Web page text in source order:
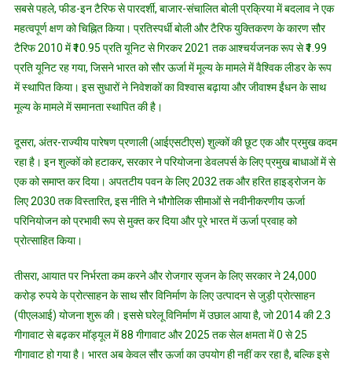
सबसे पहले, फीड-इन टैरिफ से पारदर्शी, बाजार-संचालित बोली प्रक्रिया में बदलाव ने एक
महत्वपूर्ण क्षण को चिह्नित किया। प्रतिस्पर्धी बोली और टैरिफ युक्तिकरण के कारण सौर
टैरिफ 2010 में ₹10.95 प्रति यूनिट से गिरकर 2021 तक आश्चर्यजनक रूप से ₹1.99
प्रति यूनिट रह गया, जिसने भारत को सौर ऊर्जा में मूल्य के मामले में वैश्विक लीडर के रूप
में स्थापित किया। इस सुधारों ने निवेशकों का विश्वास बढ़ाया और जीवाश्म ईंधन के साथ
मूल्य के मामले में समानता स्थापित की है।
दूसरा, अंतर-राज्यीय पारेषण प्रणाली (आईएसटीएस) शुल्कों की छूट एक और प्रमुख कदम
रहा है। इन शुल्कों को हटाकर, सरकार ने परियोजना डेवलपर्स के लिए प्रमुख बाधाओं में से
एक को समाप्त कर दिया। अपतटीय पवन के लिए 2032 तक और हरित हाइड्रोजन के
लिए 2030 तक विस्तारित, इस नीति ने भौगोलिक सीमाओं से नवीनीकरणीय ऊर्जा
परिनियोजन को प्रभावी रूप से मुक्त कर दिया और पूरे भारत में ऊर्जा प्रवाह को
प्रोत्साहित किया।
तीसरा, आयात पर निर्भरता कम करने और रोजगार सृजन के लिए सरकार ने 24,000
करोड़ रुपये के प्रोत्साहन के साथ सौर विनिर्माण के लिए उत्पादन से जुड़ी प्रोत्साहन
(पीएलआई) योजना शुरू की। इससे घरेलू विनिर्माण में उछाल आया है, जो 2014 की 2.3
गीगावाट से बढ़कर मॉड्यूल में 88 गीगावाट और 2025 तक सेल क्षमता में 0 से 25
गीगावाट हो गया है। भारत अब केवल सौर ऊर्जा का उपयोग ही नहीं कर रहा है, बल्कि इसे